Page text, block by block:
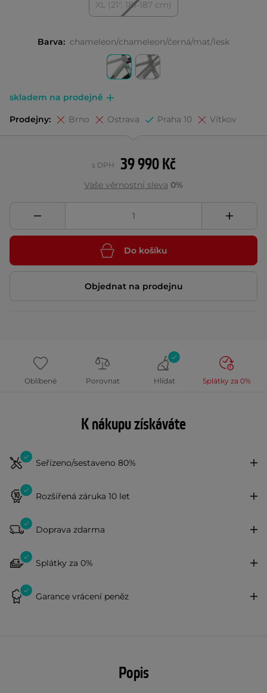
XL (21", 181-187 cm)
Barva: chameleon/chameleon/černá/mat/lesk
skladem na prodejně
Prodejny: Brno Ostrava Praha 10 Vítkov
39 990 Kč
s DPH
Vaše věrnostní sleva 0%
Do košíku
Objednat na prodejnu
Oblíbené Porovnat Hlídat Splátky za 0%
K nákupu získáváte
Seřízeno/sestaveno 80%
Rozšířená záruka 10 let
Doprava zdarma
Splátky za 0%
Garance vrácení peněz
Popis